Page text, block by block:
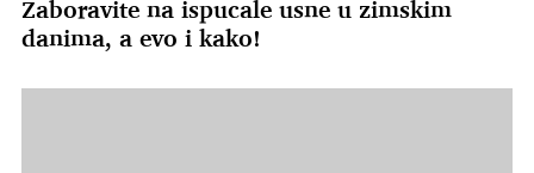
Zaboravite na ispucale usne u zimskim
danima, a evo i kako!